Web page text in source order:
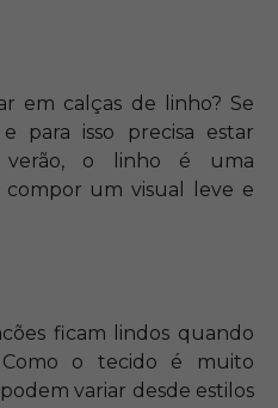
em calças de linho? Se
para isso precisa estar
verão, o linho é uma
um visual leve e
ficam lindos quando
o tecido é muito
variar desde estilos